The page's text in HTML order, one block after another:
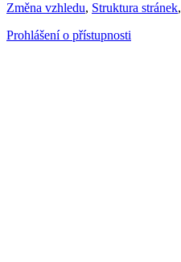
Změna vzhledu, Struktura stránek,
Prohlášení o přístupnosti